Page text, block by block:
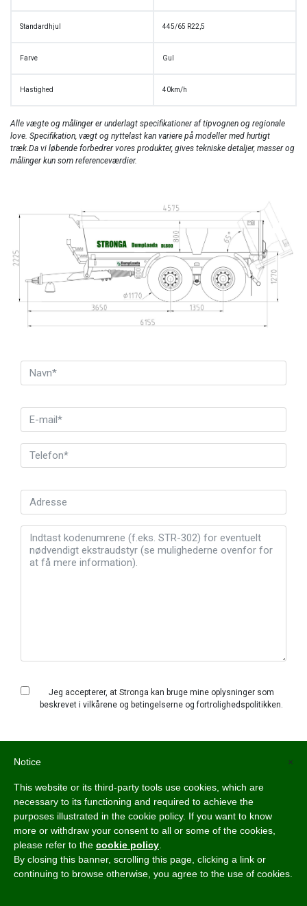
Standardhjul 445/65 R22,5
Farve Gul
Hastighed 40km/h
Alle vægte og målinger er underlagt specifikationer af tipvognen og regionale
love. Specifikation, vægt og nyttelast kan variere på modeller med hurtigt
træk.Da vi løbende forbedrer vores produkter, gives tekniske detaljer, masser og
målinger kun som referenceværdier.
Jeg accepterer, at Stronga kan bruge mine oplysninger som
beskrevet i vilkårene og betingelserne ogfortrolighedspolitikken.
Du kan også være interesseret i
×
Notice
This website or its third-party tools use cookies, which are
necessary to its functioning and required to achieve the
purposes illustrated in the cookie policy. If you want to know
more or withdraw your consent to all or some of the cookies,
please refer to the cookie policy
By closing this banner, scrolling this page, clicking a link or
continuing to browse otherwise, you agree to the use of cookies.